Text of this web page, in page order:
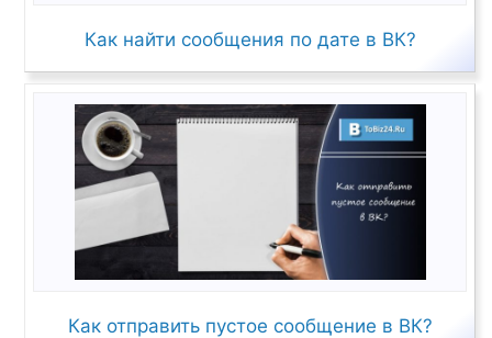
Как найти сообщения по дате в ВК?
Как отправить пустое сообщение в ВК?